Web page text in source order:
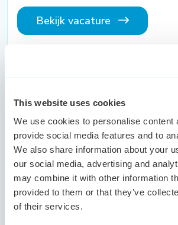
This website uses cookies
We use cookies to personalise content
provide social media features and to
We also share information about your
our social media, advertising and
may combine it with other information
provided to them or that they’ve
of their services.
Bekijk vacature
medewerker (28-32 uur)
Oss € 3,100 - € 3,600 24 - 32
Heb jij oog voor detail en hart voor
klant zoekt een financieel
die zorgt voor grip op cijfers en
afwisselende functie binnen een
waar jouw werk écht telt.